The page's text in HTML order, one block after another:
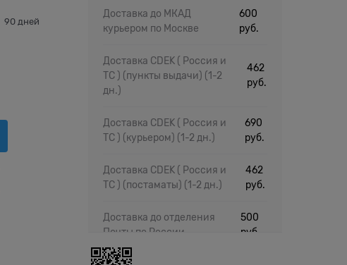
90 дней
Доставка до МКАД
курьером по Москве
600
руб.
Доставка CDEK ( Россия и
ТС ) (пункты выдачи) (1-2
дн.)
462
руб.
Доставка CDEK ( Россия и
ТС ) (курьером) (1-2 дн.)
690
руб.
Доставка CDEK ( Россия и
ТС ) (постаматы) (1-2 дн.)
462
руб.
Доставка до отделения
Почты по России
500
руб.